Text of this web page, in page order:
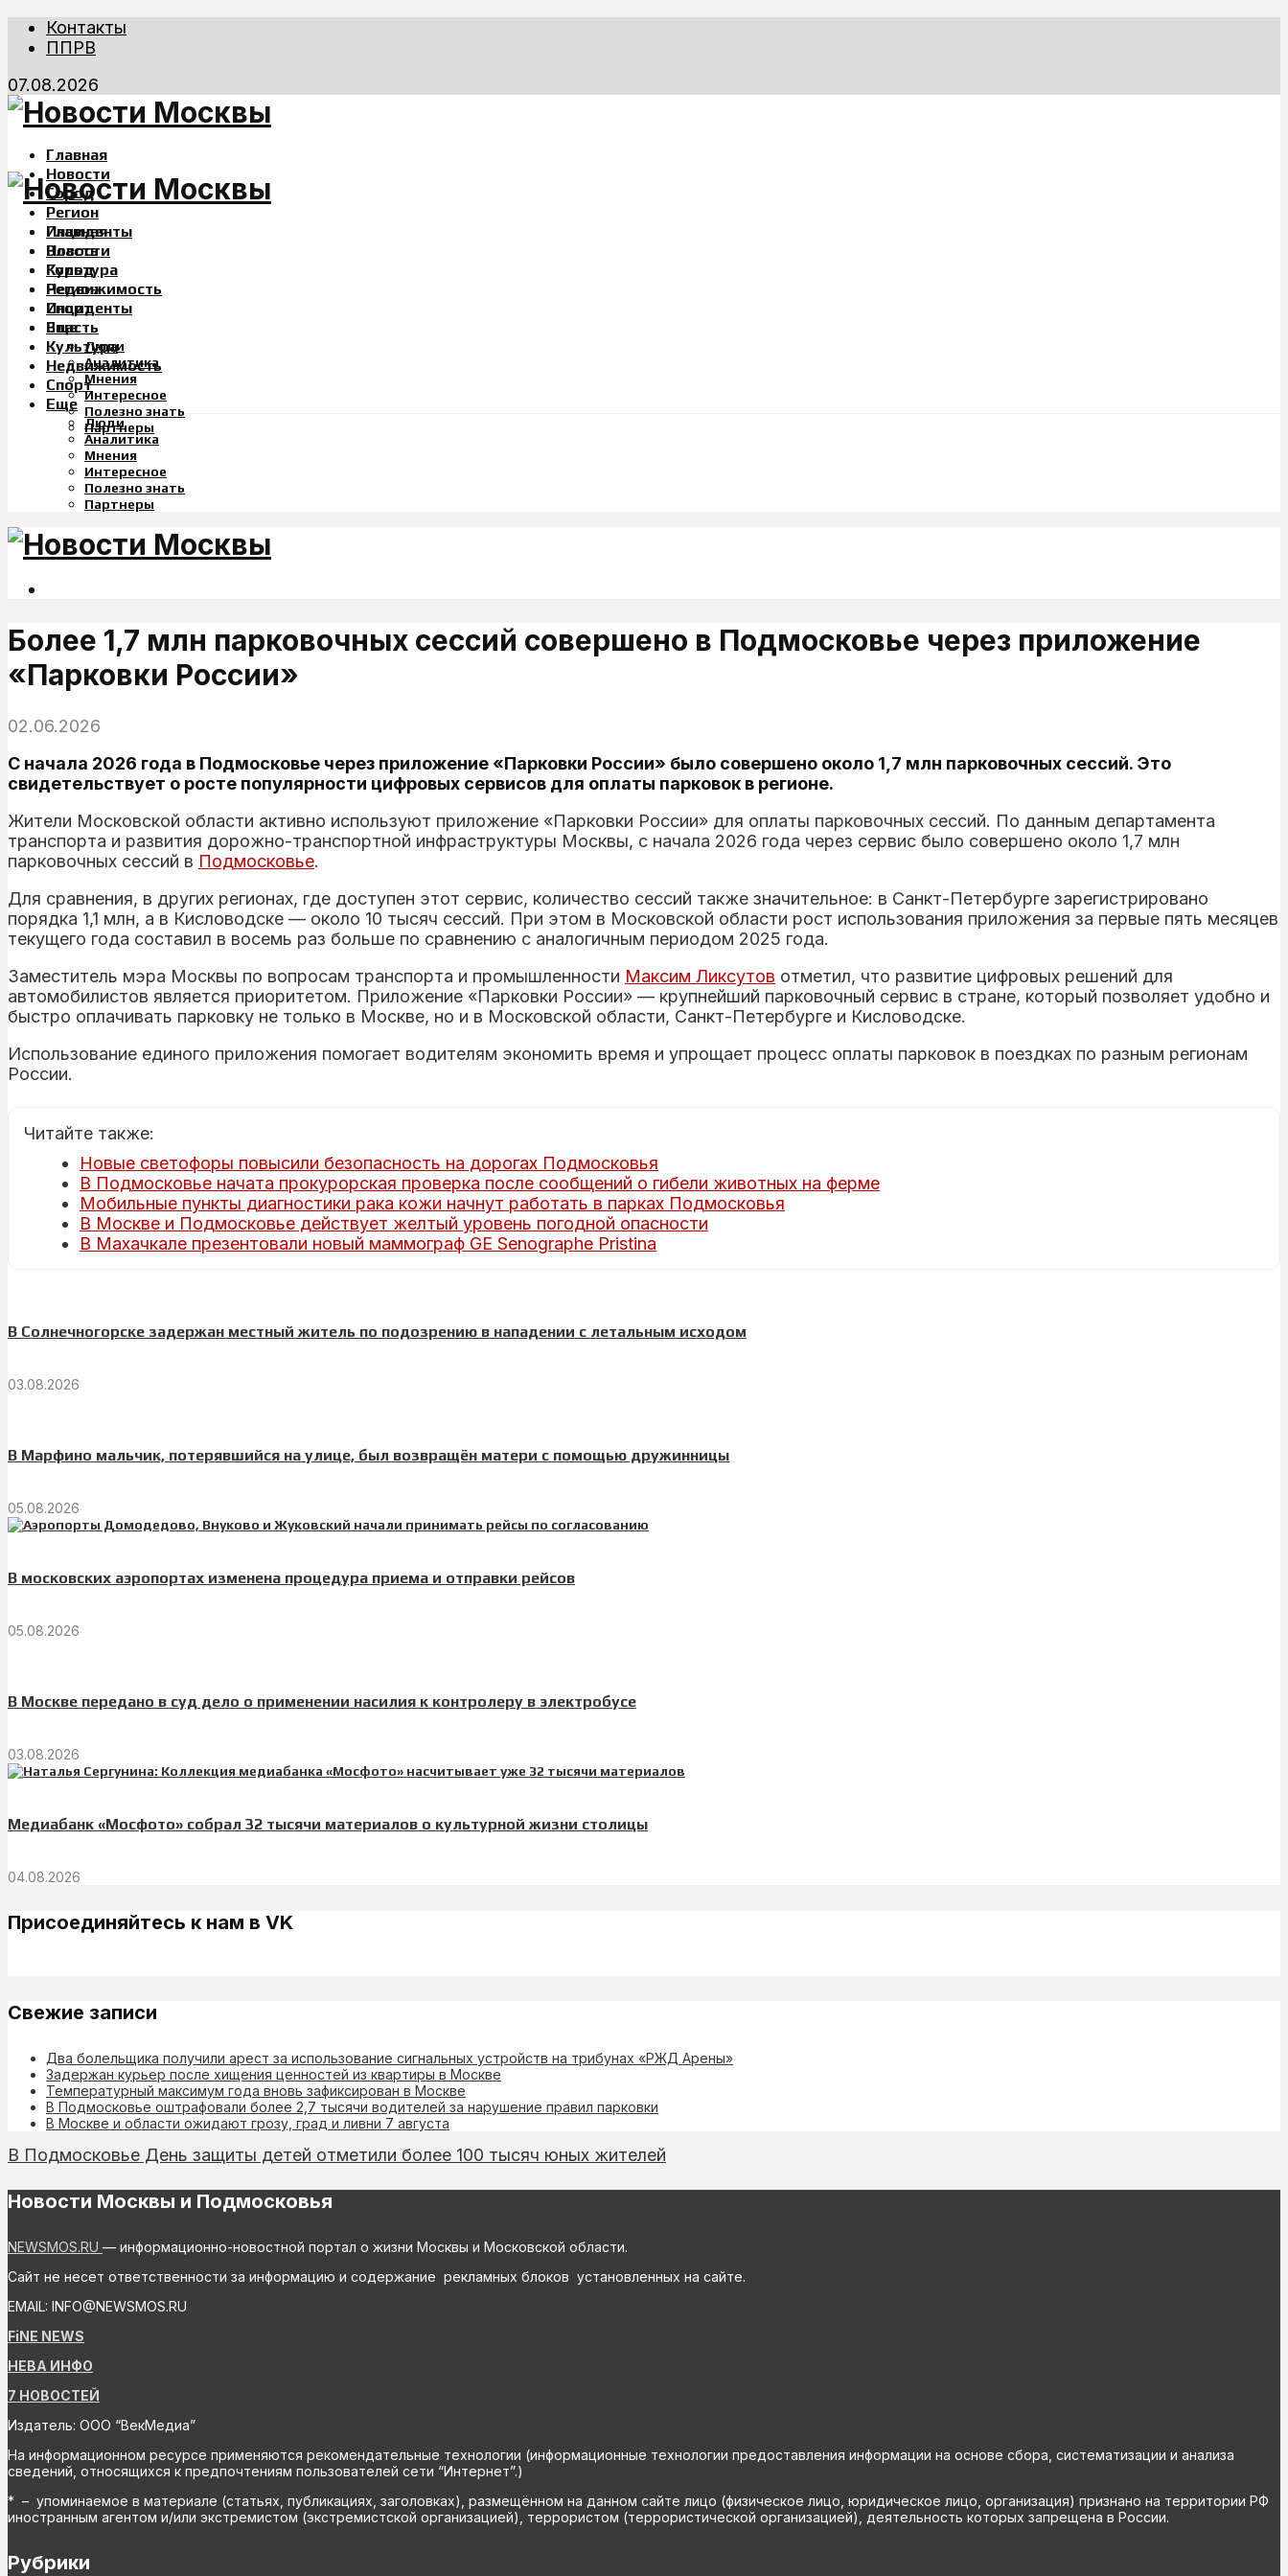
Контакты
ППРВ
07.08.2026
Главная
Новости
Город
Регион
Инциденты
Власть
Культура
Недвижимость
Спорт
Еще
Люди
Аналитика
Мнения
Интересное
Полезно знать
Партнеры
Главная
Новости
Город
Регион
Инциденты
Власть
Культура
Недвижимость
Спорт
Еще
Люди
Аналитика
Мнения
Интересное
Полезно знать
Партнеры
Более 1,7 млн парковочных сессий совершено в Подмосковье через приложение
«Парковки России»
02.06.2026
С начала 2026 года в Подмосковье через приложение «Парковки России» было совершено около 1,7 млн парковочных сессий. Это
свидетельствует о росте популярности цифровых сервисов для оплаты парковок в регионе.
Жители Московской области активно используют приложение «Парковки России» для оплаты парковочных сессий. По данным департамента
транспорта и развития дорожно-транспортной инфраструктуры Москвы, с начала 2026 года через сервис было совершено около 1,7 млн
парковочных сессий в Подмосковье.
Для сравнения, в других регионах, где доступен этот сервис, количество сессий также значительное: в Санкт-Петербурге зарегистрировано
порядка 1,1 млн, а в Кисловодске — около 10 тысяч сессий. При этом в Московской области рост использования приложения за первые пять месяцев
текущего года составил в восемь раз больше по сравнению с аналогичным периодом 2025 года.
Заместитель мэра Москвы по вопросам транспорта и промышленности Максим Ликсутов отметил, что развитие цифровых решений для
автомобилистов является приоритетом. Приложение «Парковки России» — крупнейший парковочный сервис в стране, который позволяет удобно и
быстро оплачивать парковку не только в Москве, но и в Московской области, Санкт-Петербурге и Кисловодске.
Использование единого приложения помогает водителям экономить время и упрощает процесс оплаты парковок в поездках по разным регионам
России.
Читайте также:
Новые светофоры повысили безопасность на дорогах Подмосковья
В Подмосковье начата прокурорская проверка после сообщений о гибели животных на ферме
Мобильные пункты диагностики рака кожи начнут работать в парках Подмосковья
В Москве и Подмосковье действует желтый уровень погодной опасности
В Махачкале презентовали новый маммограф GE Senographe Pristina
В Солнечногорске задержан местный житель по подозрению в нападении с летальным исходом
03.08.2026
В Марфино мальчик, потерявшийся на улице, был возвращён матери с помощью дружинницы
05.08.2026
В московских аэропортах изменена процедура приема и отправки рейсов
05.08.2026
В Москве передано в суд дело о применении насилия к контролеру в электробусе
03.08.2026
Медиабанк «Мосфото» собрал 32 тысячи материалов о культурной жизни столицы
04.08.2026
Присоединяйтесь к нам в VK
Свежие записи
Два болельщика получили арест за использование сигнальных устройств на трибунах «РЖД Арены»
Задержан курьер после хищения ценностей из квартиры в Москве
Температурный максимум года вновь зафиксирован в Москве
В Подмосковье оштрафовали более 2,7 тысячи водителей за нарушение правил парковки
В Москве и области ожидают грозу, град и ливни 7 августа
В Подмосковье День защиты детей отметили более 100 тысяч юных жителей
Новости Москвы и Подмосковья
NEWSMOS.RU — информационно-новостной портал о жизни Москвы и Московской области.
Сайт не несет ответственности за информацию и содержание рекламных блоков установленных на сайте.
EMAIL: INFO@NEWSMOS.RU
FiNE NEWS
НЕВА ИНФО
7 НОВОСТЕЙ
Издатель: ООО “ВекМедиа”
На информационном ресурсе применяются рекомендательные технологии (информационные технологии предоставления информации на основе сбора, систематизации и анализа
сведений, относящихся к предпочтениям пользователей сети “Интернет”.)
* – упоминаемое в материале (статьях, публикациях, заголовках), размещённом на данном сайте лицо (физическое лицо, юридическое лицо, организация) признано на территории РФ
иностранным агентом и/или экстремистом (экстремистской организацией), террористом (террористической организацией), деятельность которых запрещена в России.
Рубрики